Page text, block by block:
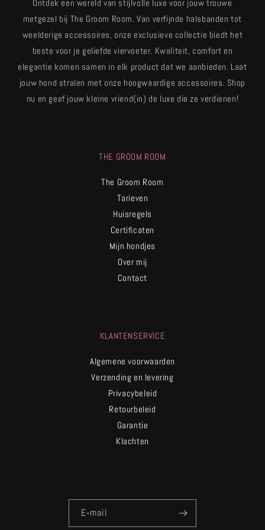
Ontdek een wereld van stijlvolle luxe voor jouw trouwe
metgezel bij The Groom Room. Van verfijnde halsbanden tot
weelderige accessoires, onze exclusieve collectie biedt het
beste voor je geliefde viervoeter. Kwaliteit, comfort en
elegantie komen samen in elk product dat we aanbieden. Laat
jouw hond stralen met onze hoogwaardige accessoires. Shop
nu en geef jouw kleine vriend(in) de luxe die ze verdienen!
THE GROOM ROOM
The Groom Room
Tarieven
Huisregels
Certificaten
Mijn hondjes
Over mij
Contact
KLANTENSERVICE
Algemene voorwaarden
Verzending en levering
Privacybeleid
Retourbeleid
Garantie
Klachten
E‑mail